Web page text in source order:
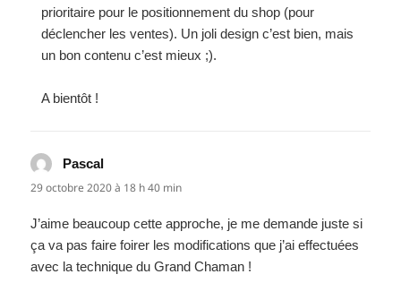
prioritaire pour le positionnement du shop (pour
déclencher les ventes). Un joli design c’est bien, mais
un bon contenu c’est mieux ;).
A bientôt !
Pascal
29 octobre 2020 à 18 h 40 min
J’aime beaucoup cette approche, je me demande juste si
ça va pas faire foirer les modifications que j’ai effectuées
avec la technique du Grand Chaman !